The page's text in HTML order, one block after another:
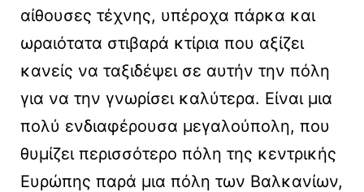
αίθουσες τέχνης, υπέροχα πάρκα και
ωραιότατα στιβαρά κτίρια που αξίζει
κανείς να ταξιδέψει σε αυτήν την πόλη
για να την γνωρίσει καλύτερα. Είναι μια
πολύ ενδιαφέρουσα μεγαλούπολη, που
θυμίζει περισσότερο πόλη της κεντρικής
Ευρώπης παρά μια πόλη των Βαλκανίων,